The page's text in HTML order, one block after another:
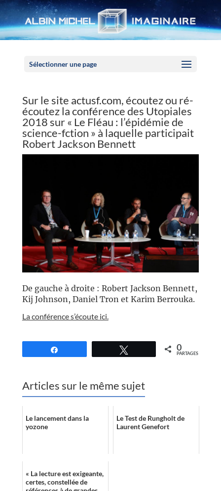
Sélectionner une page
Sur le site actusf.com, écoutez ou ré-
écoutez la conférence des Utopiales
2018 sur « Le Fléau : l’épidémie de
science-fction » à laquelle participait
Robert Jackson Bennett
De gauche à droite : Robert Jackson Bennett,
Kij Johnson, Daniel Tron et Karim Berrouka.
La conférence s’écoute ici.
0
PARTAGES
Articles sur le même sujet
Le lancement dans la
yozone
Le Test de Rungholt de
Laurent Genefort
« La lecture est exigeante,
certes, constellée de
Panneau de gestion des cookies